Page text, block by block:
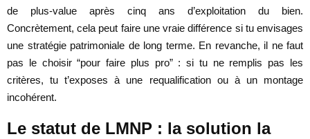
de plus-value après cinq ans d’exploitation du bien.
Concrètement, cela peut faire une vraie différence si tu envisages
une stratégie patrimoniale de long terme. En revanche, il ne faut
pas le choisir “pour faire plus pro” : si tu ne remplis pas les
critères, tu t’exposes à une requalification ou à un montage
incohérent.
Le statut de LMNP : la solution la